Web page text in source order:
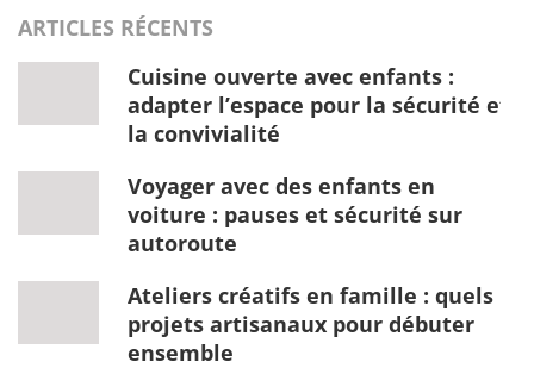
ARTICLES RÉCENTS
Cuisine ouverte avec enfants :
adapter l’espace pour la sécurité et
la convivialité
Voyager avec des enfants en
voiture : pauses et sécurité sur
autoroute
Ateliers créatifs en famille : quels
projets artisanaux pour débuter
ensemble